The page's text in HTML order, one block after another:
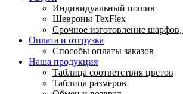
Индивидуальный пошив
Шевроны TexFlex
Срочное изготовление
Оплата и отгрузка
Способы оплаты заказов
Наша продукция
Таблица соответствия цветов
Таблица размеров